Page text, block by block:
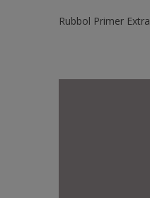
Rubbol Primer Extra